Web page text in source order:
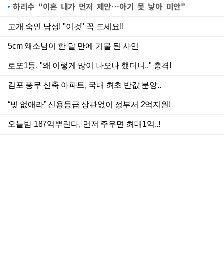
하리수 "이혼 내가 먼저 제안…아기 못 낳아 미안"